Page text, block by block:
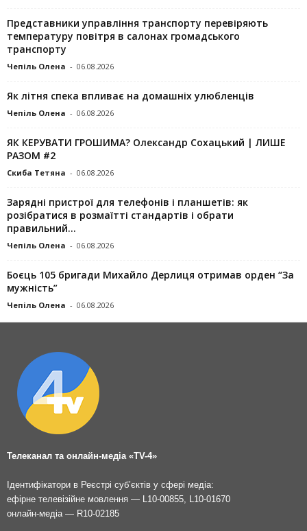
Представники управління транспорту перевіряють
температуру повітря в салонах громадського
транспорту
Чепіль Олена - 06.08.2026
Як літня спека впливає на домашніх улюбленців
Чепіль Олена - 06.08.2026
ЯК КЕРУВАТИ ГРОШИМА? Олександр Сохацький | ЛИШЕ
РАЗОМ #2
Скиба Тетяна - 06.08.2026
Зарядні пристрої для телефонів і планшетів: як
розібратися в розмаїтті стандартів і обрати
правильний...
Чепіль Олена - 06.08.2026
Боєць 105 бригади Михайло Дерлиця отримав орден “За
мужність”
Чепіль Олена - 06.08.2026
Телеканал та онлайн-медіа «TV-4»
Ідентифікатори в Реєстрі суб’єктів у сфері медіа:
ефірне телевізійне мовлення — L10-00855, L10-01670
онлайн-медіа — R10-02185